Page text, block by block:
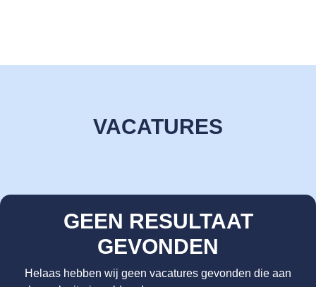
VACATURES
GEEN RESULTAAT
GEVONDEN
Helaas hebben wij geen vacatures gevonden die aan